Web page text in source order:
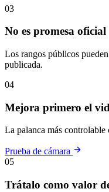
03
No es promesa oficial
Los rangos públicos
publicada.
04
Mejora primero el
La palanca más controlable
Prueba de cámara
05
Trátalo como valor